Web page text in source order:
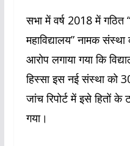
सभा में वर्ष 2018 में गठित
महाविद्यालय” नामक
आरोप लगाया गया कि
हिस्सा इस नई संस्था को
जांच रिपोर्ट में इसे हितों के
गया।